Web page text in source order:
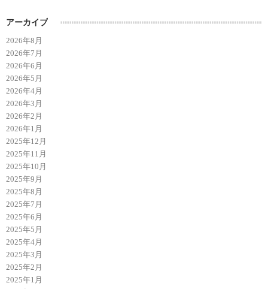
アーカイブ
2026年8月
2026年7月
2026年6月
2026年5月
2026年4月
2026年3月
2026年2月
2026年1月
2025年12月
2025年11月
2025年10月
2025年9月
2025年8月
2025年7月
2025年6月
2025年5月
2025年4月
2025年3月
2025年2月
2025年1月